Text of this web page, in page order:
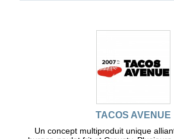
TACOS AVENUE
Un concept multiproduit unique